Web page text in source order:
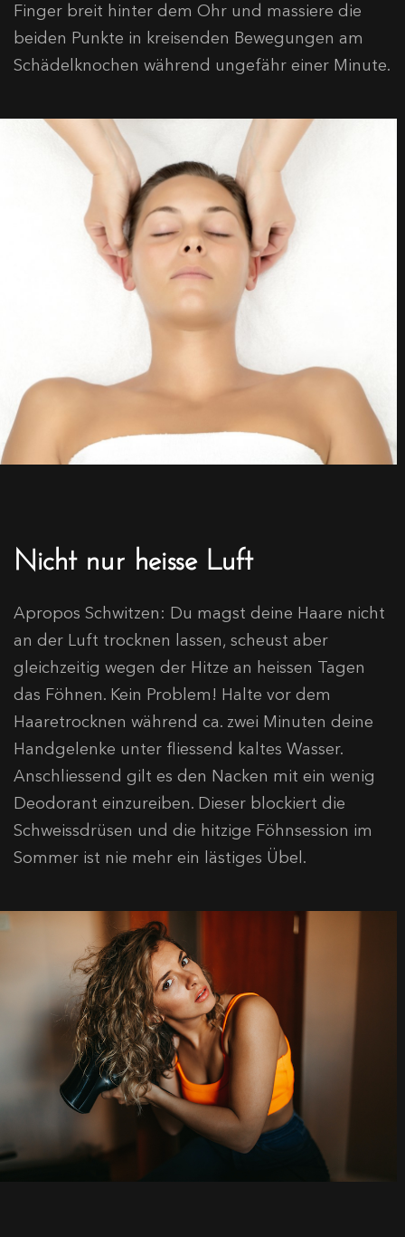
Finger breit hinter dem Ohr und massiere die
beiden Punkte in kreisenden Bewegungen am
Schädelknochen während ungefähr einer Minute.
Nicht nur heisse Luft
Apropos Schwitzen: Du magst deine Haare nicht
an der Luft trocknen lassen, scheust aber
gleichzeitig wegen der Hitze an heissen Tagen
das Föhnen. Kein Problem! Halte vor dem
Haaretrocknen während ca. zwei Minuten deine
Handgelenke unter fliessend kaltes Wasser.
Anschliessend gilt es den Nacken mit ein wenig
Deodorant einzureiben. Dieser blockiert die
Schweissdrüsen und die hitzige Föhnsession im
Sommer ist nie mehr ein lästiges Übel.